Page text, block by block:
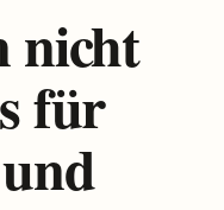
nicht
für